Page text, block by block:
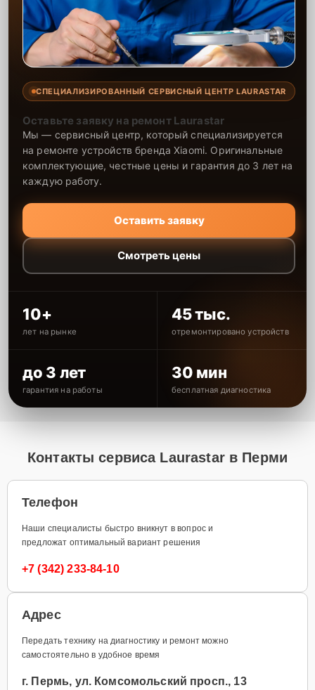
СПЕЦИАЛИЗИРОВАННЫЙ СЕРВИСНЫЙ ЦЕНТР LAURASTAR
Оставьте заявку на ремонт Laurastar
Мы — сервисный центр, который специализируется
на ремонте устройств бренда Xiaomi. Оригинальные
комплектующие, честные цены и гарантия до 3 лет на
каждую работу.
Оставить заявку
Смотреть цены
10+
лет на рынке
45 тыс.
отремонтировано устройств
до 3 лет
гарантия на работы
30 мин
бесплатная диагностика
Контакты сервиса Laurastar в Перми
Телефон
Наши специалисты быстро вникнут в вопрос и
предложат оптимальный вариант решения
+7 (342) 233-84-10
Адрес
Передать технику на диагностику и ремонт можно
самостоятельно в удобное время
г. Пермь, ул. Комсомольский просп., 13